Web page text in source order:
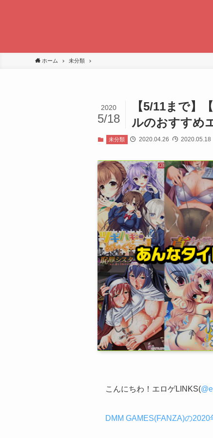
ホーム 未分類
【5/11まで】
ルのおすすめ
2020
5/18
未分類 2020.04.26 2020.05.18
こんにちわ！エロゲLINKS(
DMM GAMES(FANZA)の2020